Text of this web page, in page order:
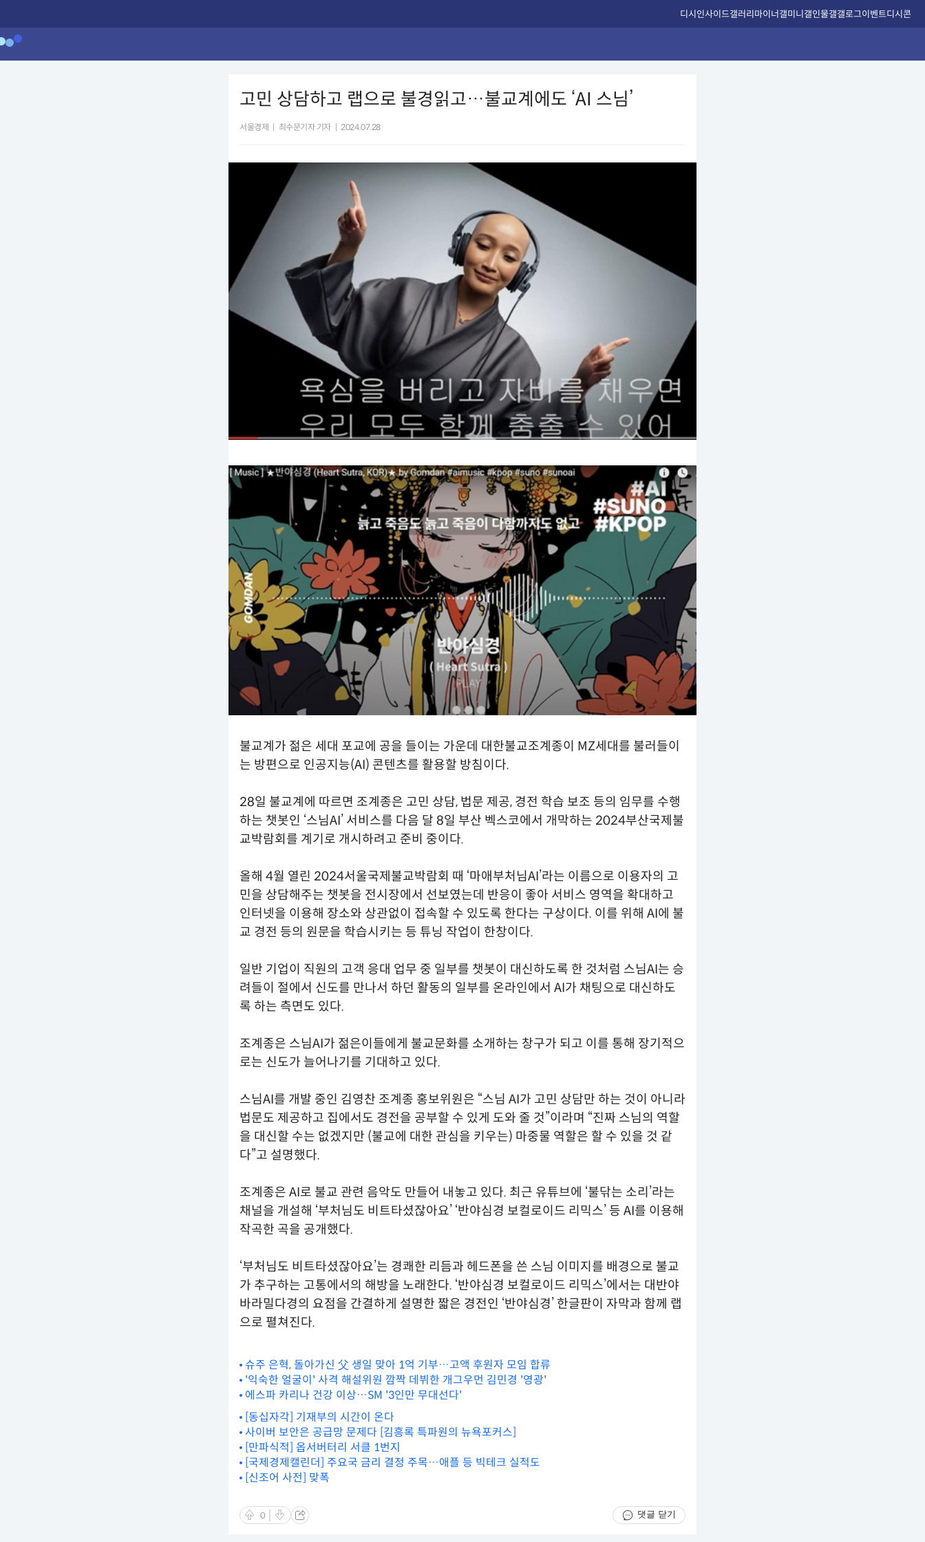
디시인사이드갤러리마이너갤미니갤인물갤갤로그이벤트디시콘
고민 상담하고 랩으로 불경읽고…불교계에도 ‘AI 스님’
서울경제 최수문기자 기자 2024.07.28
불교계가 젊은 세대 포교에 공을 들이는 가운데 대한불교조계종이 MZ세대를 불러들이
는 방편으로 인공지능(AI) 콘텐츠를 활용할 방침이다.
28일 불교계에 따르면 조계종은 고민 상담, 법문 제공, 경전 학습 보조 등의 임무를 수행
하는 챗봇인 ‘스님AI’ 서비스를 다음 달 8일 부산 벡스코에서 개막하는 2024부산국제불
교박람회를 계기로 개시하려고 준비 중이다.
올해 4월 열린 2024서울국제불교박람회 때 ‘마애부처님AI’라는 이름으로 이용자의 고
민을 상담해주는 챗봇을 전시장에서 선보였는데 반응이 좋아 서비스 영역을 확대하고
인터넷을 이용해 장소와 상관없이 접속할 수 있도록 한다는 구상이다. 이를 위해 AI에 불
교 경전 등의 원문을 학습시키는 등 튜닝 작업이 한창이다.
일반 기업이 직원의 고객 응대 업무 중 일부를 챗봇이 대신하도록 한 것처럼 스님AI는 승
려들이 절에서 신도를 만나서 하던 활동의 일부를 온라인에서 AI가 채팅으로 대신하도
록 하는 측면도 있다.
조계종은 스님AI가 젊은이들에게 불교문화를 소개하는 창구가 되고 이를 통해 장기적으
로는 신도가 늘어나기를 기대하고 있다.
스님AI를 개발 중인 김영찬 조계종 홍보위원은 “스님 AI가 고민 상담만 하는 것이 아니라
법문도 제공하고 집에서도 경전을 공부할 수 있게 도와 줄 것”이라며 “진짜 스님의 역할
을 대신할 수는 없겠지만 (불교에 대한 관심을 키우는) 마중물 역할은 할 수 있을 것 같
다”고 설명했다.
조계종은 AI로 불교 관련 음악도 만들어 내놓고 있다. 최근 유튜브에 ‘불닦는 소리’라는
채널을 개설해 ‘부처님도 비트타셨잖아요’ ‘반야심경 보컬로이드 리믹스’ 등 AI를 이용해
작곡한 곡을 공개했다.
‘부처님도 비트타셨잖아요’는 경쾌한 리듬과 헤드폰을 쓴 스님 이미지를 배경으로 불교
가 추구하는 고통에서의 해방을 노래한다. ‘반야심경 보컬로이드 리믹스’에서는 대반야
바라밀다경의 요점을 간결하게 설명한 짧은 경전인 ‘반야심경’ 한글판이 자막과 함께 랩
으로 펼쳐진다.
슈주 은혁, 돌아가신 父 생일 맞아 1억 기부…고액 후원자 모임 합류
'익숙한 얼굴이' 사격 해설위원 깜짝 데뷔한 개그우먼 김민경 '영광'
에스파 카리나 건강 이상…SM '3인만 무대선다'
[동십자각] 기재부의 시간이 온다
사이버 보안은 공급망 문제다 [김흥록 특파원의 뉴욕포커스]
[만파식적] 옵서버터리 서클 1번지
[국제경제캘린더] 주요국 금리 결정 주목…애플 등 빅테크 실적도
[신조어 사전] 맞폭
0 댓글 닫기